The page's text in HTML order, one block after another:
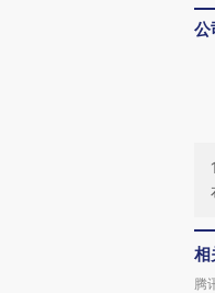
公
相
腾